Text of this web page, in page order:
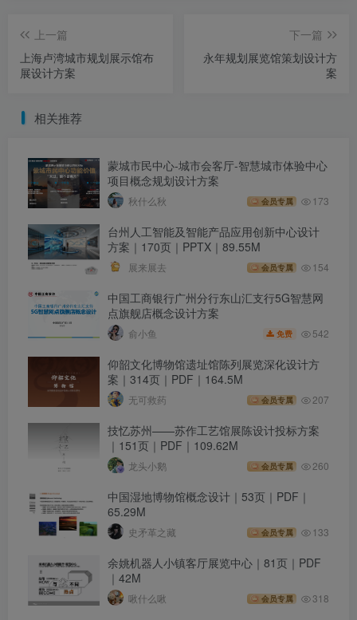
上一篇
上海卢湾城市规划展示馆布
展设计方案
下一篇
永年规划展览馆策划设计方
案
相关推荐
蒙城市民中心-城市会客厅-智慧城市体验中心
项目概念规划设计方案
秋什么秋 会员专属 173
台州人工智能及智能产品应用创新中心设计
方案｜170页｜PPTX｜89.55M
展来展去 会员专属 154
中国工商银行广州分行东山汇支行5G智慧网
点旗舰店概念设计方案
俞小鱼 免费 542
仰韶文化博物馆遗址馆陈列展览深化设计方
案｜314页｜PDF｜164.5M
无可救药 会员专属 207
技忆苏州——苏作工艺馆展陈设计投标方案
｜151页｜PDF｜109.62M
龙头小鹅 会员专属 260
中国湿地博物馆概念设计｜53页｜PDF｜
65.29M
史矛革之藏 会员专属 133
余姚机器人小镇客厅展览中心｜81页｜PDF
｜42M
啾什么啾 会员专属 318